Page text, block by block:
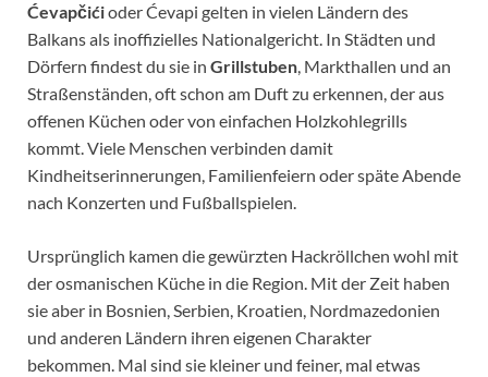
Ćevapčićioder Ćevapi gelten in vielen Ländern des
Balkans als inoffizielles Nationalgericht. In Städten und
Dörfern findest du sie in Grillstuben, Markthallen und an
Straßenständen, oft schon am Duft zu erkennen, der aus
offenen Küchen oder von einfachen Holzkohlegrills
kommt. Viele Menschen verbinden damit
Kindheitserinnerungen, Familienfeiern oder späte Abende
nach Konzerten und Fußballspielen.
Ursprünglich kamen die gewürzten Hackröllchen wohl mit
der osmanischen Küche in die Region. Mit der Zeit haben
sie aber in Bosnien, Serbien, Kroatien, Nordmazedonien
und anderen Ländern ihren eigenen Charakter
bekommen. Mal sind sie kleiner und feiner, mal etwas